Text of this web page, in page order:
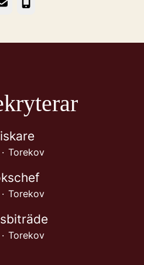
postTelefon
· Torekov
· Torekov
· Torekov